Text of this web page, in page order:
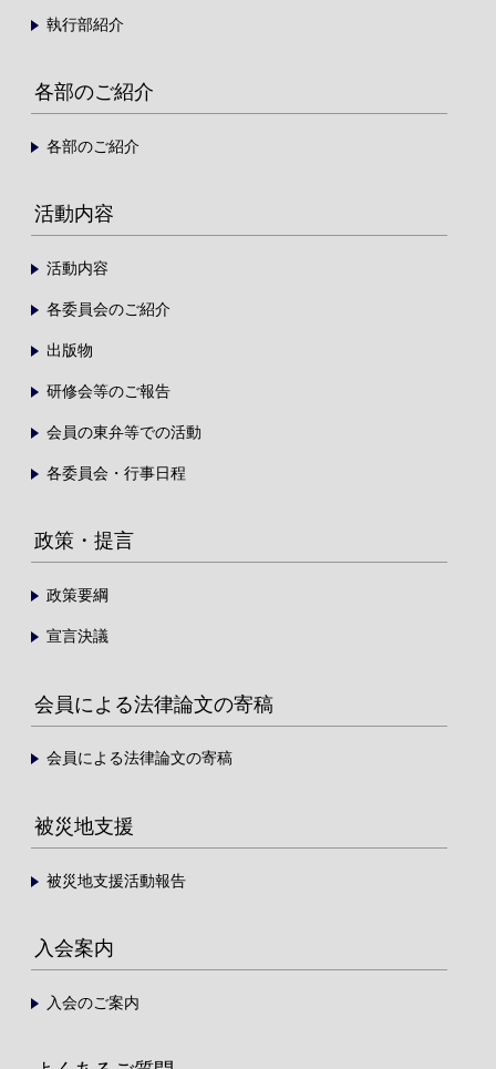
執行部紹介
各部のご紹介
各部のご紹介
活動内容
活動内容
各委員会のご紹介
出版物
研修会等のご報告
会員の東弁等での活動
各委員会・行事日程
政策・提言
政策要綱
宣言決議
会員による法律論文の寄稿
会員による法律論文の寄稿
被災地支援
被災地支援活動報告
入会案内
入会のご案内